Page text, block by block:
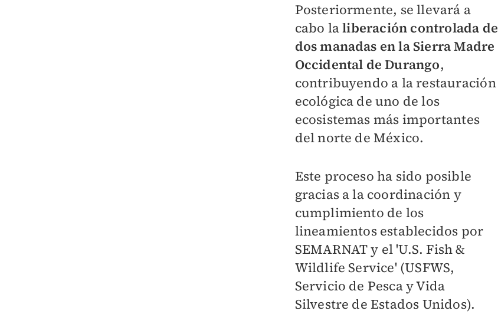
Posteriormente, se llevará a
cabo laliberación controlada de
dos manadas en la Sierra Madre
Occidental de Durango,
contribuyendo a la restauración
ecológica de uno de los
ecosistemas más importantes
del norte de México.
Este proceso ha sido posible
gracias a la coordinación y
cumplimiento de los
lineamientos establecidos por
SEMARNAT y el 'U.S. Fish &
Wildlife Service' (USFWS,
Servicio de Pesca y Vida
Silvestre de Estados Unidos).